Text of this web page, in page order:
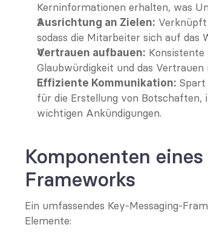
Kerninformationen erhalten, was
Ausrichtung an Zielen:
sodass die Mitarbeiter sich auf das
Vertrauen aufbauen:
Glaubwürdigkeit und das
Effiziente Kommunikation: Spart
für die Erstellung von Botschaften,
wichtigen Ankündigungen.
Komponenten
Frameworks
Ein umfassendes Key-Messaging-
Elemente: